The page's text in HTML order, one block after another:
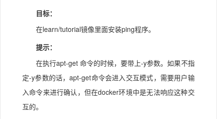
目标：
在learn/tutorial镜像里面安装ping程序。
提示：
在执行apt-get 命令的时候，要带上-y参数。如果不指
定-y参数的话，apt-get命令会进入交互模式，需要用户输
入命令来进行确认，但在docker环境中是无法响应这种交
互的。